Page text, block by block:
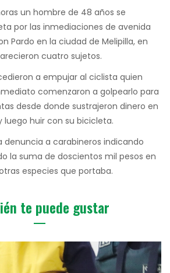
un hombre de 48 años se
por las inmediaciones de avenida
Pardo en la ciudad de Melipilla, en
cuatro sujetos.
a empujar al ciclista quien
comenzaron a golpearlo para
desde donde sustrajeron dinero en
luego huir con su bicicleta.
denuncia a carabineros indicando
la suma de doscientos mil pesos en
especies que portaba.
te puede gustar